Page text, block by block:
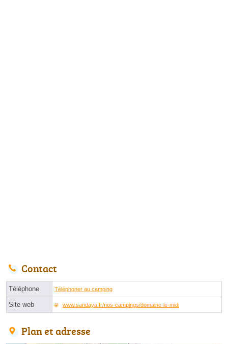
Contact
Téléphone Téléphoner au camping
Site web www.sandaya.fr/nos-campings/domaine-le-midi
Plan et adresse